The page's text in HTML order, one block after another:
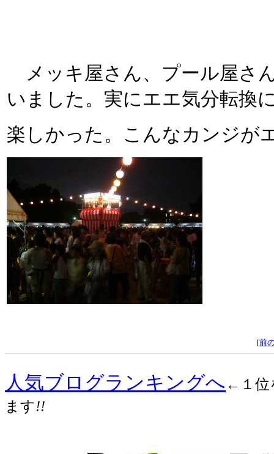
メッキ屋さん、プール屋さ
いました。実にエエ気分転
楽しかった。こんなカンジが
[前
人気ブログランキングへ ←１位
ます!!